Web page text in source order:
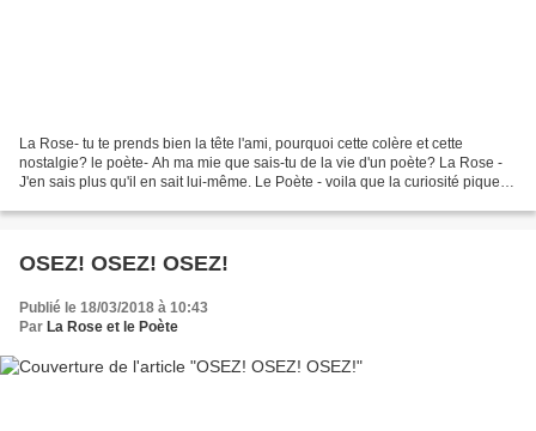
La Rose- tu te prends bien la tête l'ami, pourquoi cette colère et cette
nostalgie? le poète- Ah ma mie que sais-tu de la vie d'un poète? La Rose -
J'en sais plus qu'il en sait lui-même. Le Poète - voila que la curiosité pique
OSEZ! OSEZ! OSEZ!
Publié le 18/03/2018 à 10:43
Par La Rose et le Poète